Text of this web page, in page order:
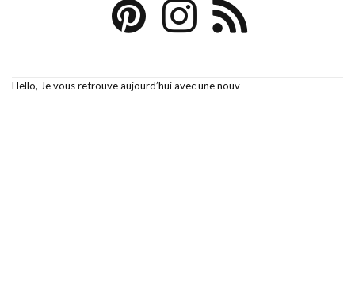
Hello, Je vous retrouve aujourd’hui avec une nouv